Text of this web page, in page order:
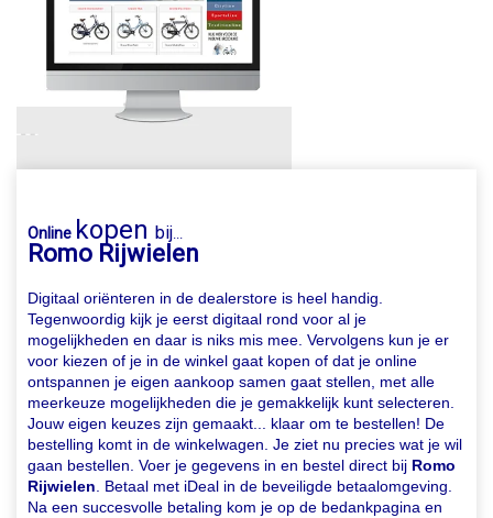
Online kopen bij...
Romo Rijwielen
Digitaal oriënteren in de dealerstore is heel handig.
Tegenwoordig kijk je eerst digitaal rond voor al je
mogelijkheden en daar is niks mis mee. Vervolgens kun je er
voor kiezen of je in de winkel gaat kopen of dat je online
ontspannen je eigen aankoop samen gaat stellen, met alle
meerkeuze mogelijkheden die je gemakkelijk kunt selecteren.
Jouw eigen keuzes zijn gemaakt... klaar om te bestellen! De
bestelling komt in de winkelwagen. Je ziet nu precies wat je wil
gaan bestellen. Voer je gegevens in en bestel direct bij Romo
Rijwielen . Betaal met iDeal in de beveiligde betaalomgeving.
Na een succesvolle betaling kom je op de bedankpagina en